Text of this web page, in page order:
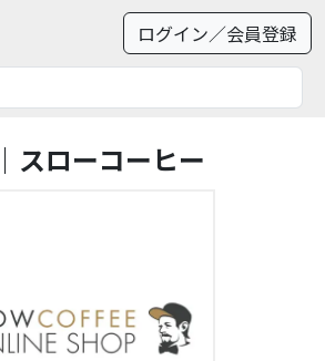
ログイン／会員登録
ローコーヒー